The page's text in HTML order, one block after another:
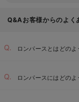
Q&Aお客様からのよく
ロンパースとはどのよ
ロンパースにはどの